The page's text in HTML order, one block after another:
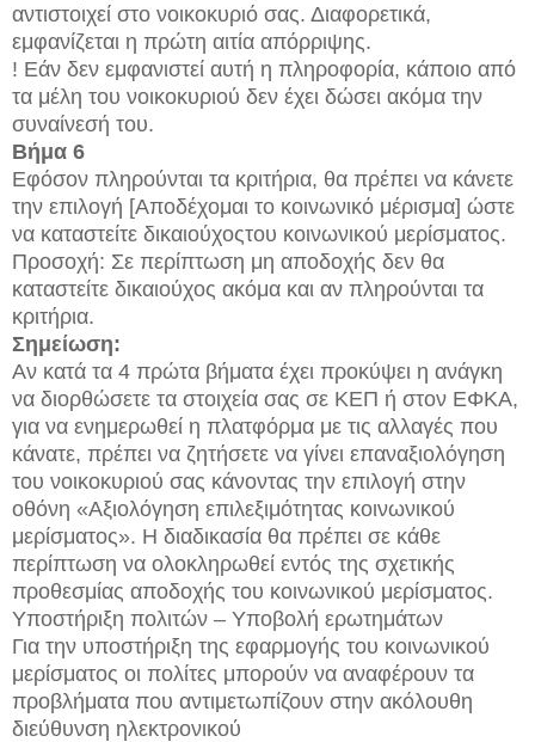
αντιστοιχεί στο νοικοκυριό σας. Διαφορετικά,
εμφανίζεται η πρώτη αιτία απόρριψης.
! Εάν δεν εμφανιστεί αυτή η πληροφορία, κάποιο από
τα μέλη του νοικοκυριού δεν έχει δώσει ακόμα την
συναίνεσή του.
Βήμα 6
Εφόσον πληρούνται τα κριτήρια, θα πρέπει να κάνετε
την επιλογή [Αποδέχομαι το κοινωνικό μέρισμα] ώστε
να καταστείτε δικαιούχοςτου κοινωνικού μερίσματος.
Προσοχή: Σε περίπτωση μη αποδοχής δεν θα
καταστείτε δικαιούχος ακόμα και αν πληρούνται τα
κριτήρια.
Σημείωση:
Αν κατά τα 4 πρώτα βήματα έχει προκύψει η ανάγκη
να διορθώσετε τα στοιχεία σας σε ΚΕΠ ή στον ΕΦΚΑ,
για να ενημερωθεί η πλατφόρμα με τις αλλαγές που
κάνατε, πρέπει να ζητήσετε να γίνει επαναξιολόγηση
του νοικοκυριού σας κάνοντας την επιλογή στην
οθόνη «Αξιολόγηση επιλεξιμότητας κοινωνικού
μερίσματος». Η διαδικασία θα πρέπει σε κάθε
περίπτωση να ολοκληρωθεί εντός της σχετικής
προθεσμίας αποδοχής του κοινωνικού μερίσματος.
Υποστήριξη πολιτών – Υποβολή ερωτημάτων
Για την υποστήριξη της εφαρμογής του κοινωνικού
μερίσματος οι πολίτες μπορούν να αναφέρουν τα
προβλήματα που αντιμετωπίζουν στην ακόλουθη
διεύθυνση ηλεκτρονικού